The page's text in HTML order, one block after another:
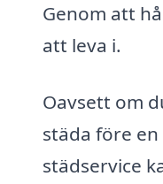
Genom att
att leva i.
Oavsett om
städa före
städservice